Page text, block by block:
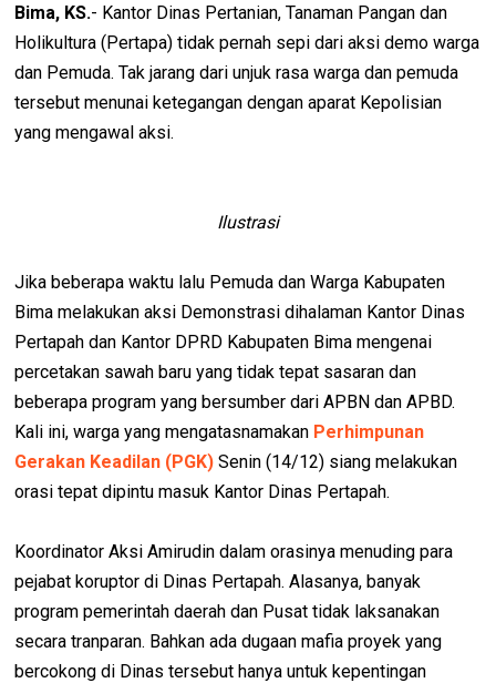
Bima, KS.- Kantor Dinas Pertanian, Tanaman Pangan dan
Holikultura (Pertapa) tidak pernah sepi dari aksi demo warga
dan Pemuda. Tak jarang dari unjuk rasa warga dan pemuda
tersebut menunai ketegangan dengan aparat Kepolisian
yang mengawal aksi.
Ilustrasi
Jika beberapa waktu lalu Pemuda dan Warga Kabupaten
Bima melakukan aksi Demonstrasi dihalaman Kantor Dinas
Pertapah dan Kantor DPRD Kabupaten Bima mengenai
percetakan sawah baru yang tidak tepat sasaran dan
beberapa program yang bersumber dari APBN dan APBD.
Kali ini, warga yang mengatasnamakan Perhimpunan
Gerakan Keadilan (PGK) Senin (14/12) siang melakukan
orasi tepat dipintu masuk Kantor Dinas Pertapah.
Koordinator Aksi Amirudin dalam orasinya menuding para
pejabat koruptor di Dinas Pertapah. Alasanya, banyak
program pemerintah daerah dan Pusat tidak laksanakan
secara tranparan. Bahkan ada dugaan mafia proyek yang
bercokong di Dinas tersebut hanya untuk kepentingan